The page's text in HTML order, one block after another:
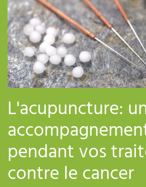
L'acupuncture:
pendant vos
contre le cancer